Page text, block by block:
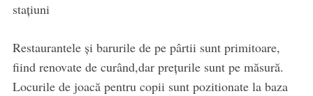
staţiuni
Restaurantele şi barurile de pe pârtii sunt primitoare,
fiind renovate de curând,dar preţurile sunt pe măsură.
Locurile de joacă pentru copii sunt pozitionate la baza